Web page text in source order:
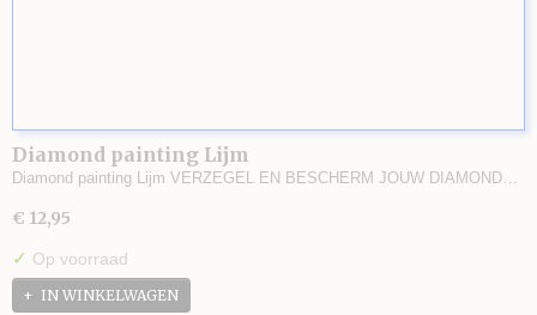
Diamond painting Lijm
Diamond painting Lijm VERZEGEL EN BESCHERM JOUW DIAMOND…
€ 12,95
✓ Op voorraad
IN WINKELWAGEN